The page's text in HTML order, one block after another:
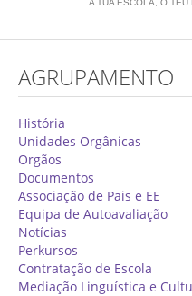
Alunos
Oferta Formativa 2026/
Matrículas
Critérios Específicos de
Ensino Profissionalizante
Horários
Educação Especial
A TUA ESCOLA, O TEU
AGRUPAMENTO
História
Unidades Orgânicas
Orgãos
Documentos
Associação de Pais e EE
Equipa de Autoavaliação
Notícias
Perkursos
Contratação de Escola
Mediação Linguística e